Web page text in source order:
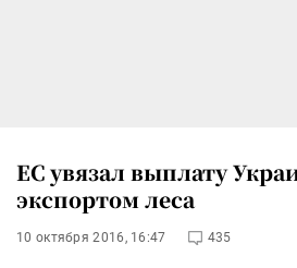
ЕС увязал выплату
экспортом леса
10 октября 2016, 16:47 435